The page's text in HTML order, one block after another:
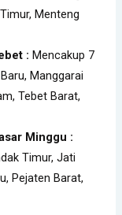
Menteng
: Mencakup 7
Manggarai
Tebet Barat,
Minggu :
Timur, Jati
Pejaten Barat,